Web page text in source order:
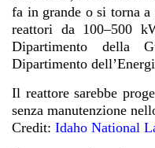
fa in grande o si torna a
reattori da 100–500
Dipartimento della
Dipartimento
Il reattore sarebbe
senza manutenzione
Credit: Idaho National